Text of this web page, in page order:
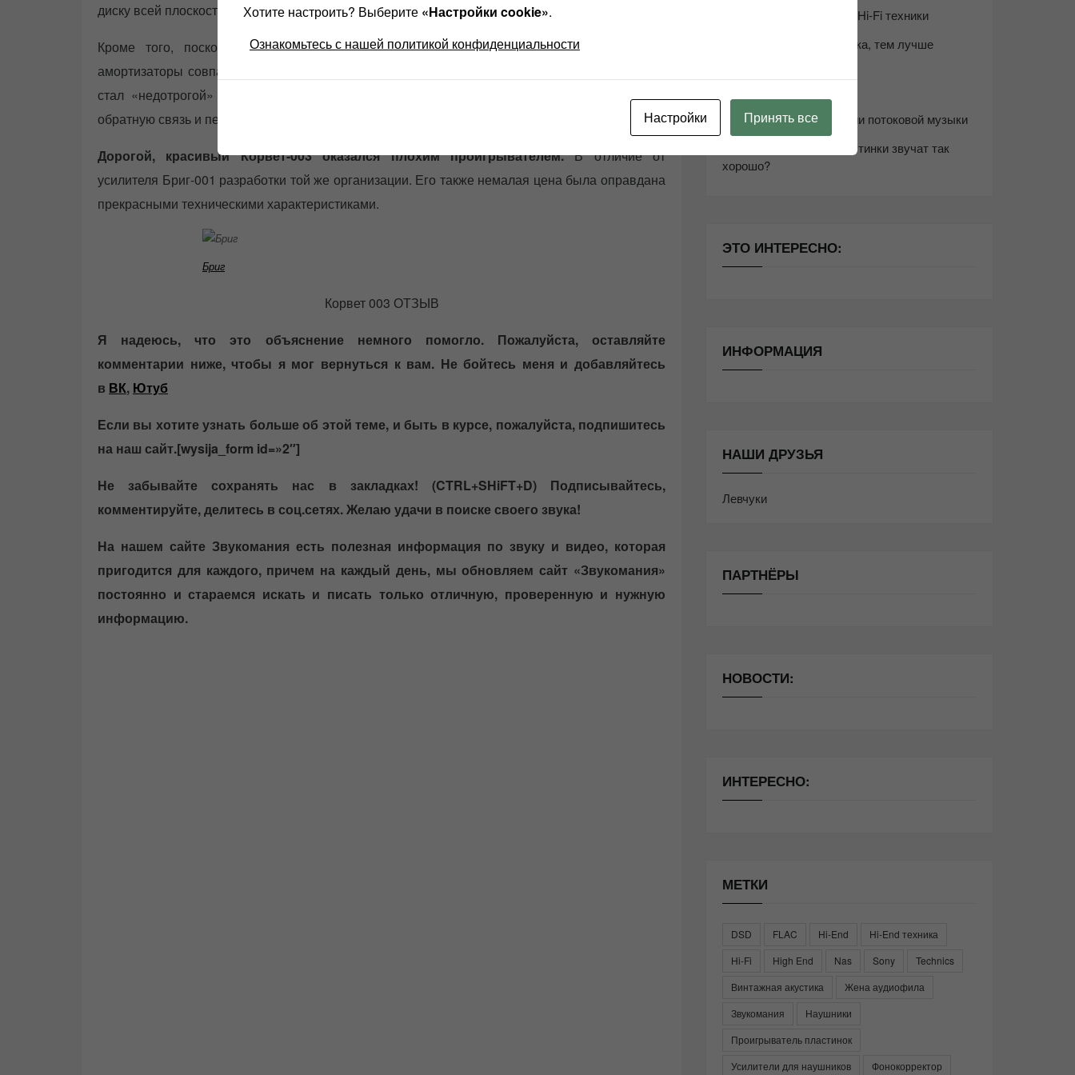
диску всей плоскостью специальными прижимами или даже откачкой воздуха)
Кроме того, поскольку собственные частоты резонансов тонарма и системы корпус-
амортизаторы совпали (а должны различаться минимум на октаву, т.е. в два раза), аппарат
стал «недотрогой» – заводился даже от легкого прикосновения, возбуждая акустическую
обратную связь и перегружая
Дорогой, красивый Корвет-003 оказался плохим проигрывателем.В отличие от
усилителя Бриг-001 разработки той же организации. Его также немалая цена была оправдана
прекрасными техническими характеристиками.
Бриг
Корвет 003 ОТЗЫВ
Я надеюсь, что это объяснение немного помогло. Пожалуйста, оставляйте
комментарии ниже, чтобы я мог вернуться к вам. Не бойтесь меня и добавляйтесь
в ВК, Ютуб
Если вы хотите узнать больше об этой теме, и быть в курсе, пожалуйста, подпишитесь
на наш сайт.[wysija_form id=»2″]
Не забывайте сохранять нас в закладках! (CTRL+SHiFT+D)
Подписывайтесь,
комментируйте, делитесь в соц.сетях. Желаю удачи в поиске своего звука!
На нашем сайте Звукомания есть полезная информация по звуку и видео, которая
пригодится для каждого, причем на каждый день, мы обновляем сайт «Звукомания»
постоянно и стараемся искать и писать только отличную, проверенную и нужную
информацию.
Возьмите друга в салон Hi-Fi техники
Чем дороже аудиотехника, тем лучше
10 способов оптимизации потоковой музыки
Почему виниловые пластинки звучат так
хорошо?
ЭТО ИНТЕРЕСНО:
ИНФОРМАЦИЯ
НАШИ ДРУЗЬЯ
Левчуки
ПАРТНЁРЫ
НОВОСТИ:
ИНТЕРЕСНО:
МЕТКИ
DSD FLAC Hi-End
Hi-End техника
Hi-Fi
High End Nas Sony
Technics
Винтажная акустика
Жена аудиофила
Звукомания
Наушники
Проигрыватель пластинок
Усилители для наушников
Фонокорректор
Хотите настроить? Выберите «Настройки cookie».
Ознакомьтесь с нашей политикой конфиденциальности
Настройки Принять все